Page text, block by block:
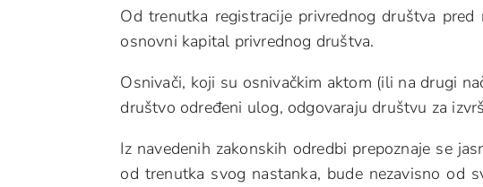
Od trenutka registracije privrednog društva
osnovni kapital privrednog društva.
Osnivači, koji su osnivačkim aktom (ili na drugi
društvo određeni ulog, odgovaraju društvu za
Iz navedenih zakonskih odredbi prepoznaje se
od trenutka svog nastanka, bude nezavisno od